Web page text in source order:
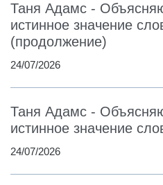
Таня Адамс -
истинное значение
(продолжение)
24/07/2026
Таня Адамс -
истинное значение
24/07/2026